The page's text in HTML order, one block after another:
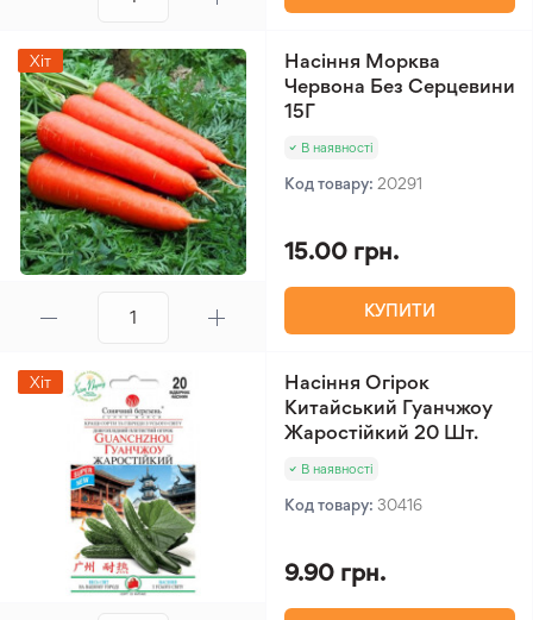
Хіт
Насіння Морква
Червона Без Серцевини
15Г
В наявності
Код товару: 20291
15.00 грн.
КУПИТИ
Хіт
Насіння Огірок
Китайський Гуанчжоу
Жаростійкий 20 Шт.
В наявності
Код товару: 30416
9.90 грн.